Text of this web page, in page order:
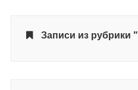
Записи из рубрики